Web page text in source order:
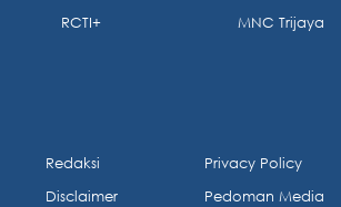
RCTI+
MNC Trijaya
Redaksi
Disclaimer
Privacy Policy
Pedoman Media